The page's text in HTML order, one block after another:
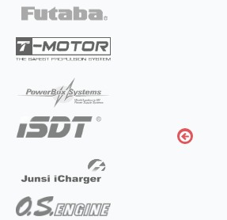
MEIN KONTO
WARENKORB